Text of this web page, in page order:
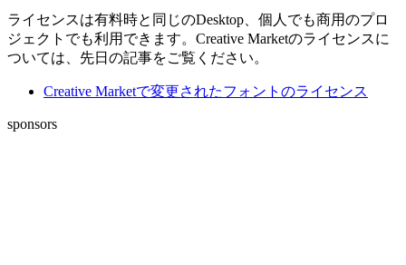
ライセンスは有料時と同じのDesktop、個人でも商用のプロ
ジェクトでも利用できます。Creative Marketのライセンスに
ついては、先日の記事をご覧ください。
Creative Marketで変更されたフォントのライセンス
sponsors